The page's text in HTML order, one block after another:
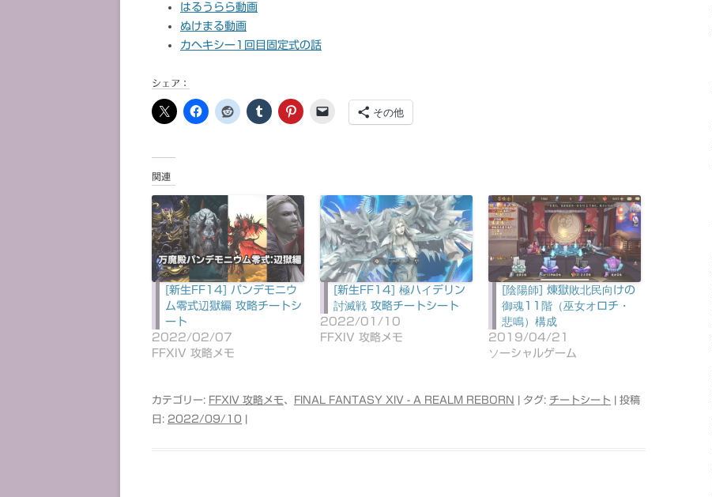
はるうらら動画
ぬけまる動画
カヘキシー1回目固定式の話
シェア：
その他
関連
[新生FF14] パンデモニウ
ム零式辺獄編 攻略チートシ
ート
2022/02/07
FFXIV 攻略メモ
[新生FF14] 極ハイデリン
討滅戦 攻略チートシート
2022/01/10
FFXIV 攻略メモ
[陰陽師] 煉獄敗北民向けの
御魂11階（巫女オロチ・
悲鳴）構成
2019/04/21
ソーシャルゲーム
カテゴリー: FFXIV 攻略メモ、 FINAL FANTASY XIV - A REALM REBORN | タグ: チートシート | 投稿
日: 2022/09/10